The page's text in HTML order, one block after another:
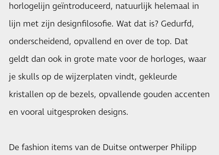
horlogelijn geïntroduceerd, natuurlijk helemaal in
lijn met zijn designfilosofie. Wat dat is? Gedurfd,
onderscheidend, opvallend en over de top. Dat
geldt dan ook in grote mate voor de horloges, waar
je skulls op de wijzerplaten vindt, gekleurde
kristallen op de bezels, opvallende gouden accenten
en vooral uitgesproken designs.
De fashion items van de Duitse ontwerper Philipp